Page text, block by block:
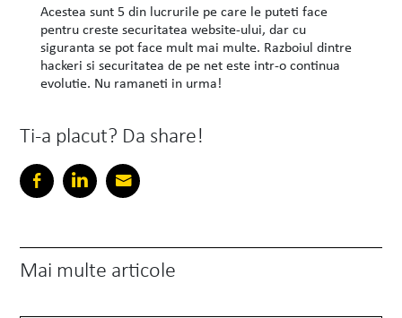
Acestea sunt 5 din lucrurile pe care le puteti face
pentru creste securitatea website-ului, dar cu
siguranta se pot face mult mai multe. Razboiul dintre
hackeri si securitatea de pe net este intr-o continua
evolutie. Nu ramaneti in urma!
Ti-a placut? Da share!
Mai multe articole